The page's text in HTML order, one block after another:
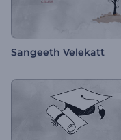
Sangeeth Velekatt